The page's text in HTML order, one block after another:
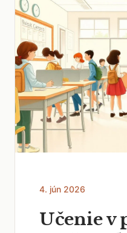
4. jún 2026
Učenie v